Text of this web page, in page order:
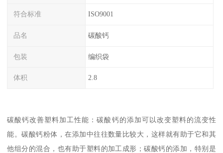
符合标准 ISO9001
品名 碳酸钙
包装 编织袋
体积 2.8
碳酸钙改善塑料加工性能：碳酸钙的添加可以改变塑料的流变性
能。碳酸钙粉体，在添加中往往数量比较大，这样就有助于它和其
他组分的混合，也有助于塑料的加工成形；碳酸钙的添加，特别是